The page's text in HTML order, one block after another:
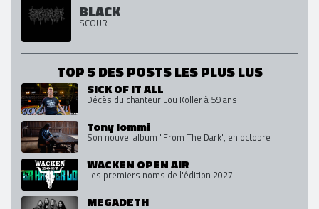
BLACK
SCOUR
TOP 5 DES POSTS LES PLUS LUS
SICK OF IT ALL
Décès du chanteur Lou Koller à 59 ans
Tony Iommi
Son nouvel album "From The Dark", en octobre
WACKEN OPEN AIR
Les premiers noms de l'édition 2027
MEGADETH